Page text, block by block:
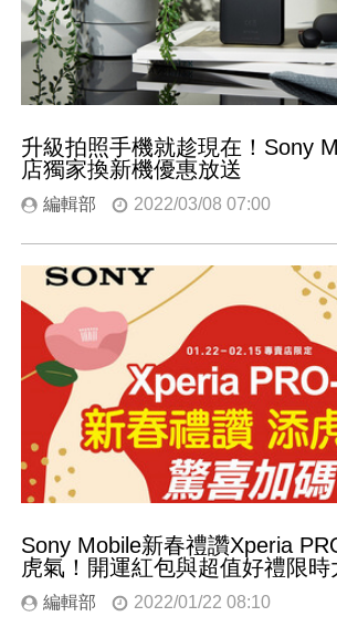
升級拍照手機就趁現在！Sony
店獨家換新機優惠放送
編輯部 2022/03/08 07:00
Sony Mobile新春禮讚Xperia
虎氣！開運紅包與超值好禮限時
編輯部 2022/01/22 08:10